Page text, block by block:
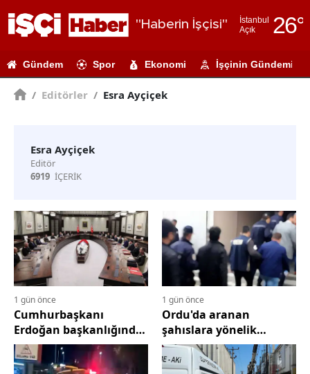
"Haberin İşçisi"
İstanbul
Açık
26°
Adıyaman
Antalya
Artvin
Aydın
Bilecik
Bingöl
Gündem Spor Ekonomi İşçinin Gündemi
/ Editörler / Esra Ayçiçek
Esra Ayçiçek
Editör
6919 İÇERİK
1 gün önce
Cumhurbaşkanı
Erdoğan başkanlığında
MKYK Toplantısı başladı
1 gün önce
Ordu'da aranan
şahıslara yönelik
operasyon : 33 kişi
yakalandı